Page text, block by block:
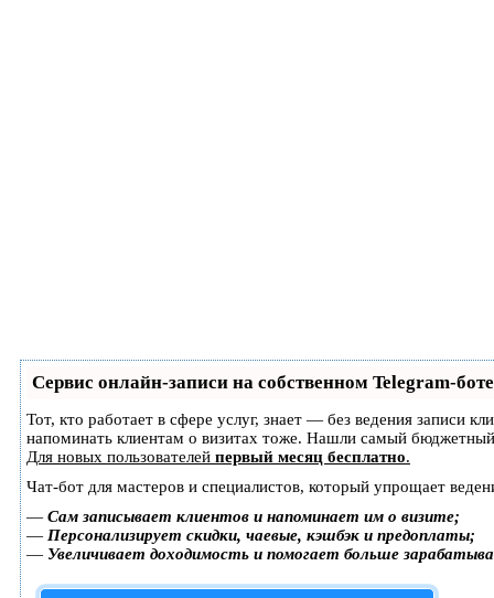
Сервис онлайн-записи на собственном Telegram-боте
Тот, кто работает в сфере услуг, знает — без ведения записи
напоминать клиентам о визитах тоже. Нашли самый
Для новых пользователей первый месяц бесплатно.
Чат-бот для мастеров и специалистов, который упрощает
— Сам записывает клиентов и напоминает им о визите;
— Персонализирует скидки, чаевые, кэшбэк и предоплаты;
— Увеличивает доходимость и помогает больше